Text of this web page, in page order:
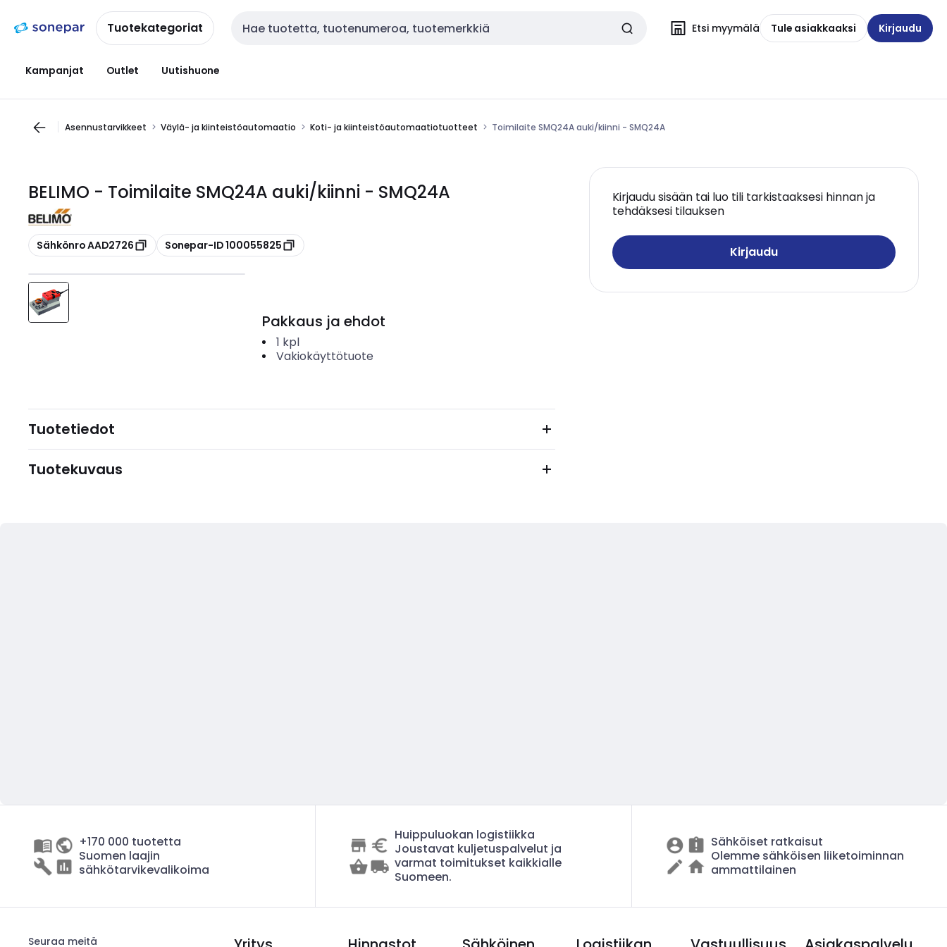
navigointiinsisältöönTuotekategoriat Haku Etsi myymälä Tule asiakkaaksi Kirjaudu
Kampanjat Outlet Uutishuone
Asennustarvikkeet Väylä- ja kiinteistöautomaatio Koti- ja kiinteistöautomaatiotuotteet Toimilaite SMQ24A auki/kiinni - SMQ24A
BELIMO - Toimilaite SMQ24A auki/kiinni - SMQ24A
Kopioi
Sähkönro AAD2726 Kopioi
Sonepar-ID 100055825
Kirjaudu sisään tai luo tili tarkistaaksesi hinnan ja
tehdäksesi tilauksen
Kirjaudu
Pakkaus ja ehdot
1 kpl
Vakiokäyttötuote
Tuotetiedot
Tuotekuvaus
+170 000 tuotetta
Suomen laajin
sähkötarvikevalikoima
Huippuluokan logistiikka
Joustavat kuljetuspalvelut ja
varmat toimitukset kaikkialle
Suomeen.
Sähköiset ratkaisut
Olemme sähköisen liiketoiminnan
ammattilainen
Seuraa meitä